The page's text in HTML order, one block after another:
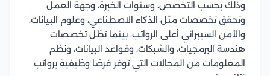
وذلك بحسب التخصص، وسنوات الخبرة، وجهة العمل.
وتحقق تخصصات مثل الذكاء الاصطناعي، وعلوم البيانات،
والأمن السيبراني أعلى الرواتب، بينما تظل تخصصات
هندسة البرمجيات، والشبكات، وقواعد البيانات، ونظم
المعلومات من المجالات التي توفر فرصًا وظيفية برواتب